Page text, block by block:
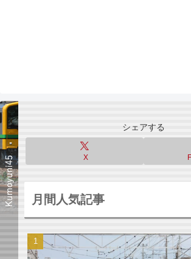
シェアする
X
月間人気記事